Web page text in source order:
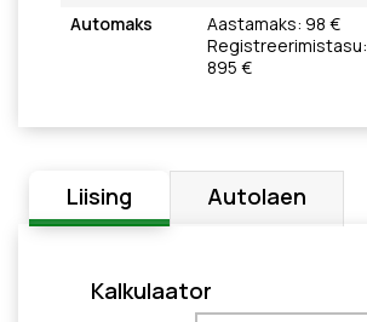
Automaks
Aastamaks: 98 €
Registreerimistasu:
895 €
Liising Autolaen
Kalkulaator